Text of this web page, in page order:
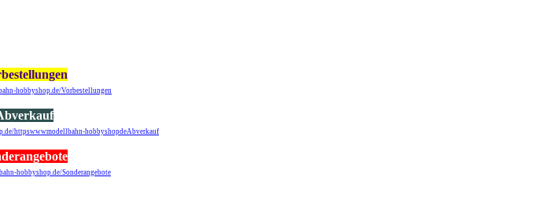
hobbyshop.de/Vorbestellungen
httpswwwmodellbahn-hobbyshopdeAbverkauf
hobbyshop.de/Sonderangebote